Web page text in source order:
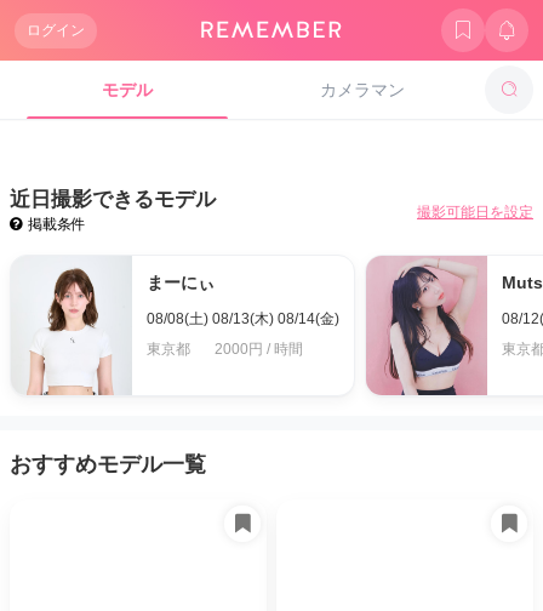
ログイン
モデル カメラマン
近日撮影できるモデル
撮影可能日を設定
掲載条件
まーにぃ
08/08(土) 08/13(木) 08/14(金)
東京都
2000円 / 時間
08/
東京
おすすめモデル一覧